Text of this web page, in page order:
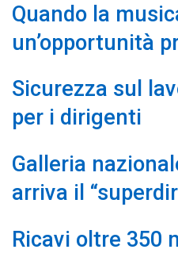
Quando la
un’opportunità
Sicurezza sul
per i dirigenti
Galleria
arriva il
Ricavi oltre 350